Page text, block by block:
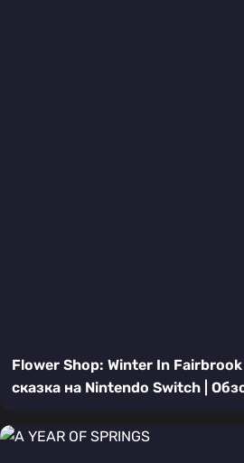
Flower Shop: Winter In
сказка на Nintendo Switch |